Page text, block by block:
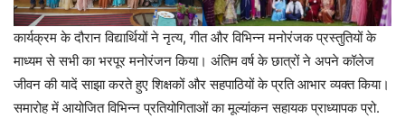
कार्यक्रम के दौरान विद्यार्थियों ने नृत्य, गीत और विभिन्न मनोरंजक प्रस्तुतियों के
माध्यम से सभी का भरपूर मनोरंजन किया। अंतिम वर्ष के छात्रों ने अपने कॉलेज
जीवन की यादें साझा करते हुए शिक्षकों और सहपाठियों के प्रति आभार व्यक्त किया।
समारोह में आयोजित विभिन्न प्रतियोगिताओं का मूल्यांकन सहायक प्राध्यापक प्रो.